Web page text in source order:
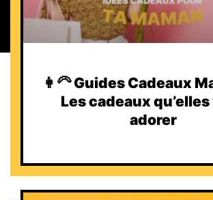
👩‍🦳 Guides Cadeaux
Les cadeaux
adorer